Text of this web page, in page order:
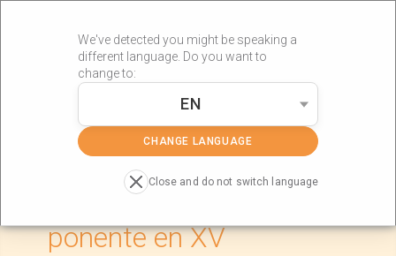
We've detected you might be speaking a
different language. Do you want to
change to:
EN
CHANGE LANGUAGE
Close and do not switch language
Congreso de Estética de Salón Look
Rebeca Bárcena como
ponente en XV